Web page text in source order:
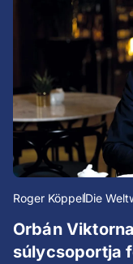
Roger KöppelDie
Orbán
súlycsoportja